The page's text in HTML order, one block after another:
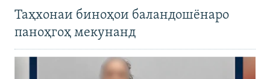
Таҳхонаи биноҳои баландошёнаро
паноҳгоҳ мекунанд